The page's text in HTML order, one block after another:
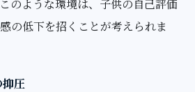
のような環境は、子供の自己評価
の低下を招くことが考えられま
圧